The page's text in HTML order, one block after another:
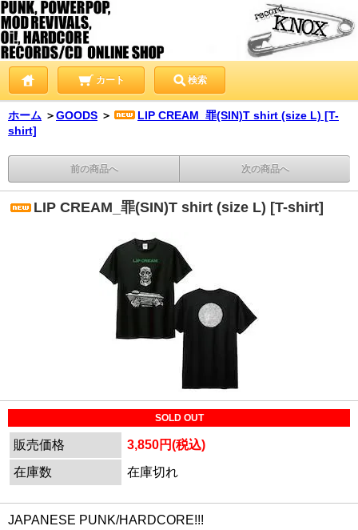
カート 検索
ホーム ＞GOODS ＞
LIP CREAM_罪(SIN)T shirt (size L) [T-
shirt]
前の商品へ 次の商品へ
LIP CREAM_罪(SIN)T shirt (size L) [T-shirt]
SOLD OUT
販売価格
3,850円(税込)
在庫数
在庫切れ
JAPANESE PUNK/HARDCORE!!!